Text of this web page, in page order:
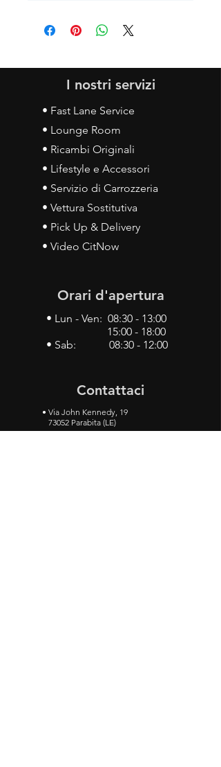
I nostri servizi
• Fast Lane Service
• Lounge Room
• Ricambi Originali
• Lifestyle e Accessori
• Servizio di Carrozzeria
• Vettura Sostitutiva
• Pick Up & Delivery
• Video CitNow
Orari d'apertura
• Lun - Ven: 08:30 - 13:00
15:00 - 18:00
• Sab: 08:30 - 12:00
Contattaci
• Via John Kennedy, 19
73052 Parabita (LE)